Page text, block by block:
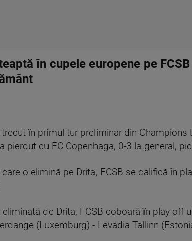
în cupele europene pe
trecut în primul tur preliminar din
pierdut cu FC Copenhaga, 0-3 la general,
care o elimină pe Drita, FCSB se califică în
eliminată de Drita, FCSB coboară în play-
(Luxemburg) - Levadia Tallinn